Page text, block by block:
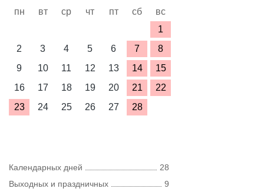
пн вт ср чт пт сб
вс
1
2
3 4 5 6 7
8
9
10 11 12 13 14
15
16
17 18 19 20 21
22
23
24 25 26 27 28
Календарных дней
28
Выходных и праздничных
9